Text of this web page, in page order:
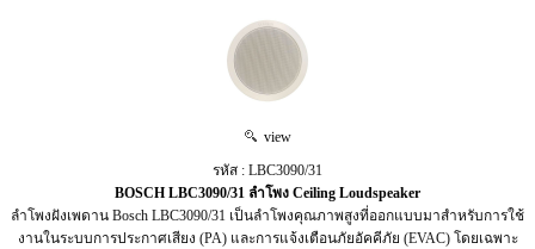
view
รหัส : LBC3090/31
BOSCH LBC3090/31 ลำโพง Ceiling Loudspeaker
ลำโพงฝังเพดาน Bosch LBC3090/31 เป็นลำโพงคุณภาพสูงที่ออกแบบมาสำหรับการใช้
งานในระบบการประกาศเสียง (PA) และการแจ้งเตือนภัยอัคคีภัย (EVAC) โดยเฉพาะ